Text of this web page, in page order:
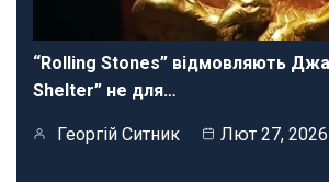
“Rolling Stones” відмовляють
Shelter” не для…
Георгій Ситник Лют 27, 2026